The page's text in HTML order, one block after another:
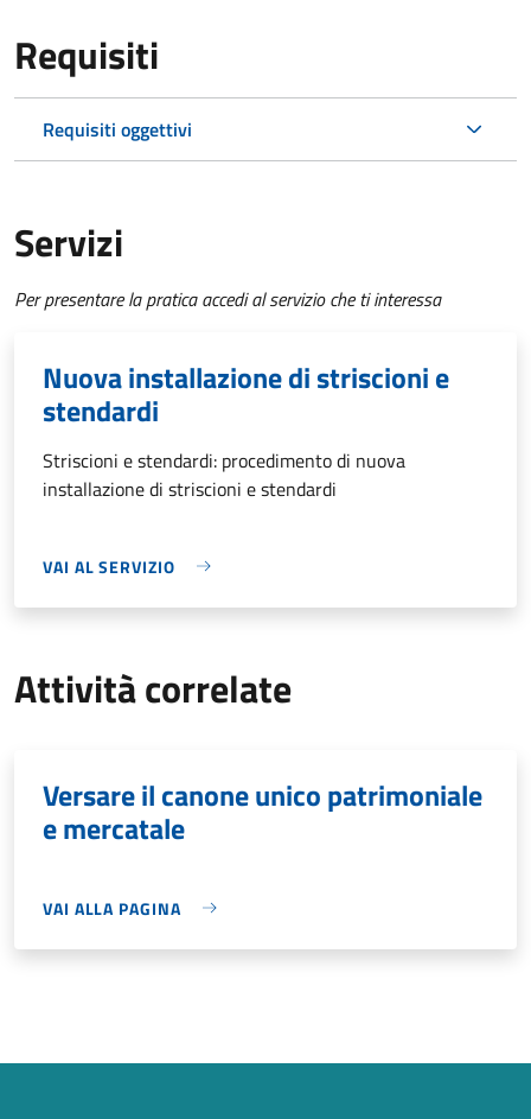
Requisiti
Requisiti oggettivi
Servizi
Per presentare la pratica accedi al servizio che ti interessa
Nuova installazione di striscioni e
stendardi
Striscioni e stendardi: procedimento di nuova
installazione di striscioni e stendardi
VAI AL SERVIZIO
Attività correlate
Versare il canone unico patrimoniale
e mercatale
VAI ALLA PAGINA